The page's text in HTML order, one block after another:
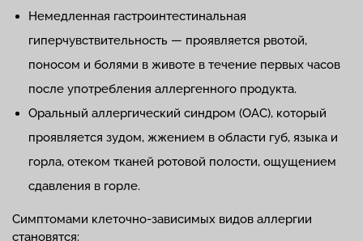
Немедленная гастроинтестинальная
гиперчувствительность — проявляется рвотой,
поносом и болями в животе в течение первых часов
после употребления аллергенного продукта.
Оральный аллергический синдром (ОАС), который
проявляется зудом, жжением в области губ, языка и
горла, отеком тканей ротовой полости, ощущением
сдавления в горле.
Симптомами клеточно-зависимых видов аллергии
становятся: